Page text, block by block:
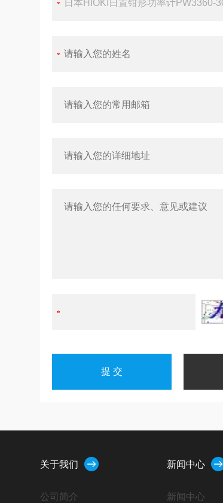
关于我们
公司简介
新闻中心
新闻中心